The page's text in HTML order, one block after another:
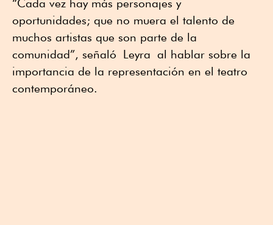
“Cada vez hay más personajes y
oportunidades; que no muera el talento de
muchos artistas que son parte de la
comunidad”, señaló Leyra al hablar sobre la
importancia de la representación en el teatro
contemporáneo.